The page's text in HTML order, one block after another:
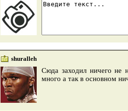
shuralleh
Сюда заходил ничего не
много а так в основном